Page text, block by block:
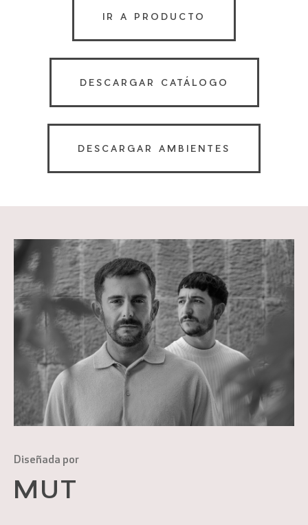
IR A PRODUCTO
DESCARGAR CATÁLOGO
DESCARGAR AMBIENTES
Diseñada por
MUT